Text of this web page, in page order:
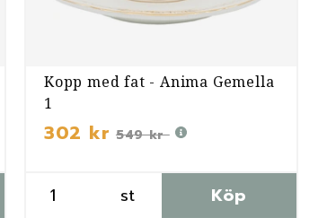
Kopp med fat - Anima Gemella
1
302 kr 549 kr
st Köp